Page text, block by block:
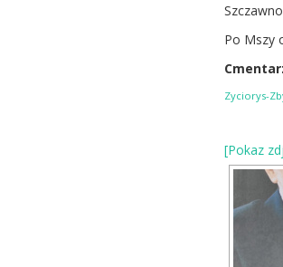
Po Mszy
Zyciorys-
[Pokaz